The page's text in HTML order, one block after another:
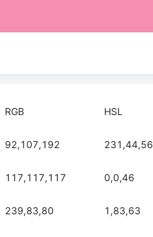
RGB HSL
92,107,192 231,44,56
117,117,117 0,0,46
239,83,80 1,83,63